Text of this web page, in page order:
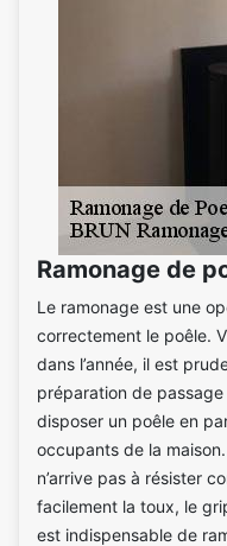
Ramonage de
Le ramonage est une
correctement le poêle.
dans l’année, il est
préparation de
disposer un poêle en
occupants de la
n’arrive pas à résister
facilement la toux, le
est indispensable de